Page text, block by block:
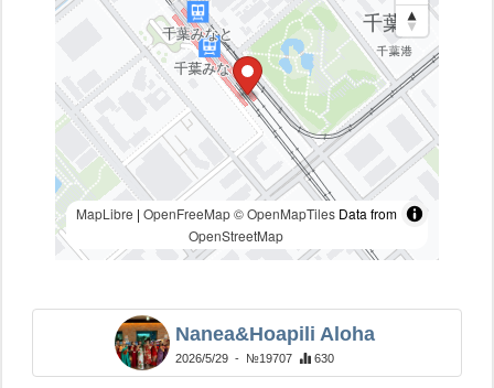
MapLibre | OpenFreeMap © OpenMapTilesData from
OpenStreetMap
Nanea&Hoapili Aloha
2026/5/29 - №19707 630